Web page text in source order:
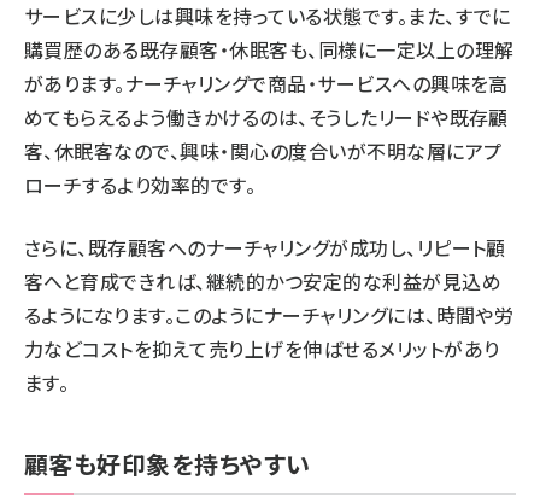
サービスに少しは興味を持っている状態です。また、すでに
購買歴のある既存顧客・休眠客も、同様に一定以上の理解
があります。ナーチャリングで商品・サービスへの興味を高
めてもらえるよう働きかけるのは、そうしたリードや既存顧
客、休眠客なので、興味・関心の度合いが不明な層にアプ
ローチするより効率的です。
さらに、既存顧客へのナーチャリングが成功し、リピート顧
客へと育成できれば、継続的かつ安定的な利益が見込め
るようになります。このようにナーチャリングには、時間や労
力などコストを抑えて売り上げを伸ばせるメリットがあり
ます。
顧客も好印象を持ちやすい